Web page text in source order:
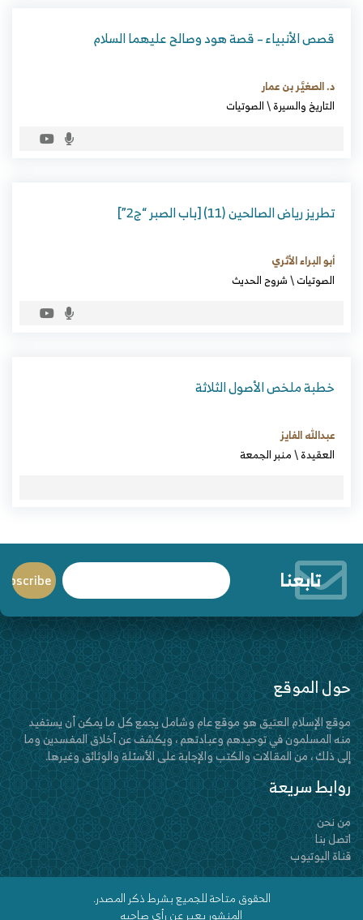
قصص الأنبياء – قصة هود وصالح عليهما السلام
د. الصغيَّر بن عمار
التاريخ والسيرة\الصوتيات
تطريز رياض الصالحين (11) [باب الصبر “ج2”]
أبو البراء الأثري
الصوتيات\شروح الحديث
خطبة ملخص الأصول الثلاثة
عبدالله الفايز
العقيدة\منبر الجمعة
تابعنا
حول الموقع
موقع الإسلام العتيق هو موقع عام وشامل يجمع كل ما يمكن أن يستفيد
منه المسلمون في توحيدهم وعبادتهم ، ويكشف عن أخلاق المفسدين وما
إلى ذلك ، من المقالات والكتب والإجابة على الأسئلة والوثائق وغيرها.
روابط سريعة
من نحن
اتصل بنا
قناة اليوتيوب
الحقوق متاحة للجميع بشرط ذكر المصدر.
المنشور يعبر عن رأي صاحبه